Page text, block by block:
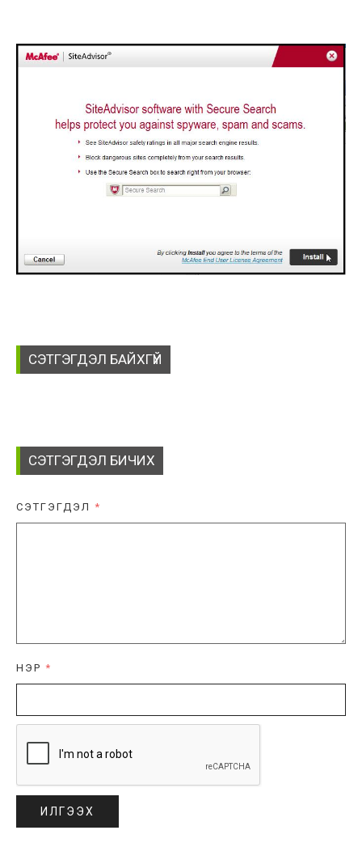
СЭТГЭГДЭЛ БАЙХГҮЙ
СЭТГЭГДЭЛ БИЧИХ
СЭТГЭГДЭЛ *
НЭР *